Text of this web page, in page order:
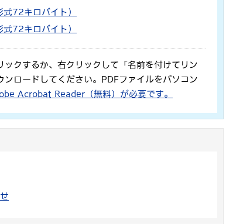
72キロバイト）
72キロバイト）
ックするか、右クリックして「名前を付けてリン
ンロードしてください。PDFファイルをパソコン
Acrobat Reader（無料）が必要です。